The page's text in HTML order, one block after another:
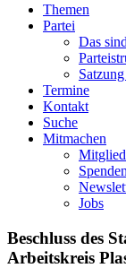
Themen
Partei
Das
Termine
Kontakt
Suche
Mitmachen
Spenden
Jobs
Beschluss des
Arbeitskreis